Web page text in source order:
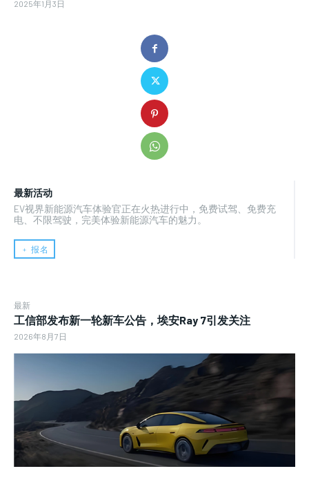
最新活动
EV视界新能源汽车体验官正在火热进行中，免费试驾、免费充
电、不限驾驶，完美体验新能源汽车的魅力。
﹢ 报名
最新
工信部发布新一轮新车公告，埃安Ray 7引发关注
2026年8月7日
2025年1月3日